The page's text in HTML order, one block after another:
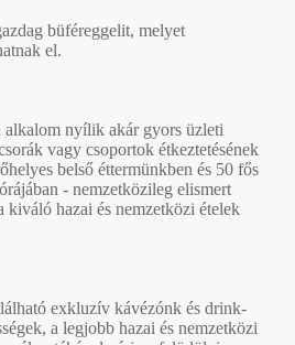
büféreggelit, melyet
el.
alkalom nyílik akár gyors üzleti
vagy csoportok étkeztetésének
belső éttermünkben és 50 fős
- nemzetközileg elismert
hazai és nemzetközi ételek
exkluzív kávézónk és drink-
a legjobb hazai és nemzetközi